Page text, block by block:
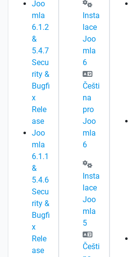
Joo
mla
6.1.2
&
5.4.7
Secu
rity &
Bugfi
x
Rele
ase
Joo
mla
6.1.1
&
5.4.6
Secu
rity &
Bugfi
x
Rele
ase
Insta
lace
Joo
mla
6
Češti
na
pro
Joo
mla
6
Insta
lace
Joo
mla
5
Češti